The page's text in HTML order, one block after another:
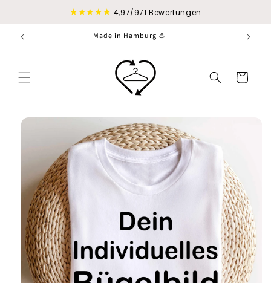
★★★★★ 4,97/971 Bewertungen
Made in Hamburg ⚓
Warenkorb